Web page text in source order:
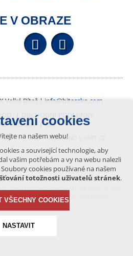
V OBRAZE
Facebook YouTube
Velká Bíteš | info@bitessko.com
OBCHODNÍ PODMÍNKY
OBČANA
GIS
VYTVOŘENO V XART.CZ
chráněn autorským právem, které
užití článků a fotografií z této podoby
– BÍTEŠSKO.COM -ZAKÁZÁNO.
cookies
na našem webu!
a související technologie, aby
vašim potřebám a vy na webu nalezli
cookies používané na našem
totožnosti uživatelů stránek.
VŠECHNY COOKIES
NASTAVIT